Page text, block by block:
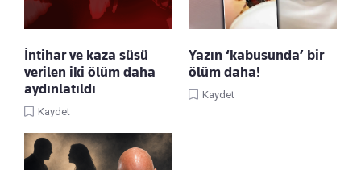
İntihar ve kaza süsü
verilen iki ölüm daha
aydınlatıldı
Kaydet
Yazın ‘kabusunda’ bir
ölüm daha!
Kaydet